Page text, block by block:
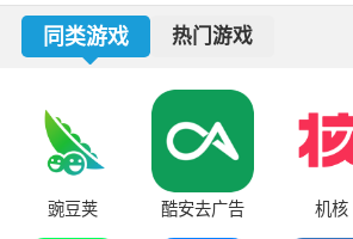
同类游戏 热门游戏
豌豆荚 酷安去广告 机核